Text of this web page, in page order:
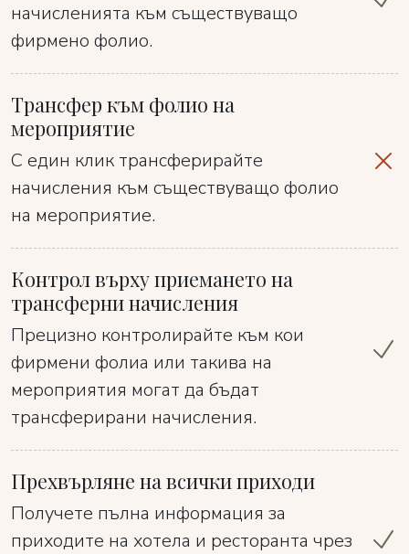
начисленията към съществуващо
фирмено фолио.
Трансфер към фолио на
мероприятие
С един клик трансферирайте
начисления към съществуващо фолио
на мероприятие.
Контрол върху приемането на
трансферни начисления
Прецизно контролирайте към кои
фирмени фолиа или такива на
мероприятия могат да бъдат
трансферирани начисления.
Прехвърляне на всички приходи
Получете пълна информация за
приходите на хотела и ресторанта чрез